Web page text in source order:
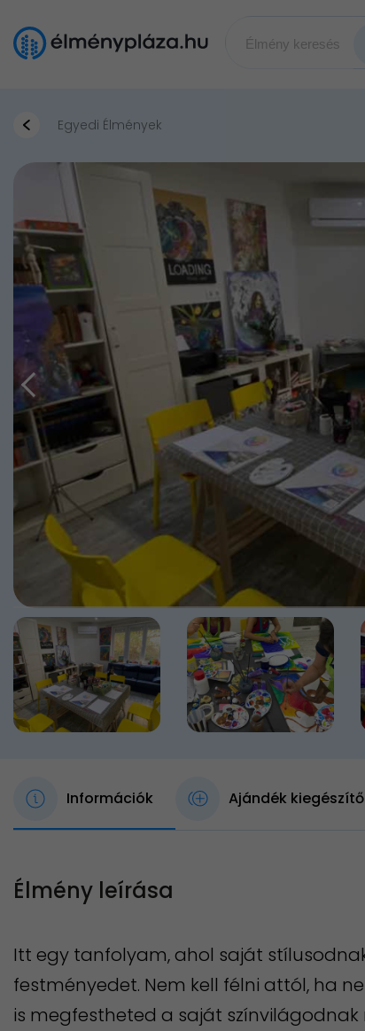
Egyedi Élmények
Információk Ajándék
Élmény leírása
Itt egy tanfolyam, ahol saját
festményedet. Nem kell félni attól, ha
is megfestheted a saját